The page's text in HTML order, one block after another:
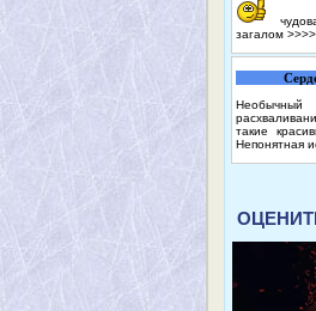
загалом
такие
Непонятная